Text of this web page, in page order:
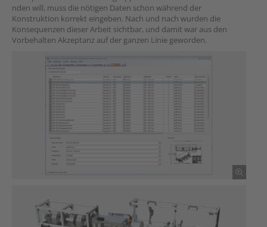
nden will, muss die nötigen Daten schon während der
Konstruktion korrekt eingeben. Nach und nach wurden die
Konsequenzen dieser Arbeit sichtbar, und damit war aus den
Vorbehalten Akzeptanz auf der ganzen Linie geworden.